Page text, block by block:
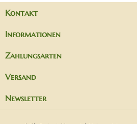
Kontakt
Informationen
Zahlungsarten
Versand
Newsletter